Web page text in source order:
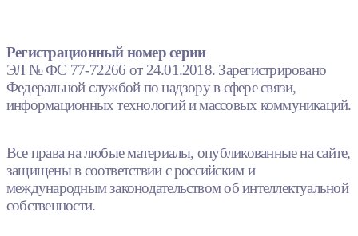
Регистрационный номер серии
ЭЛ № ФС 77-72266 от 24.01.2018. Зарегистрировано
Федеральной службой по надзору в сфере связи,
информационных технологий и массовых коммуникаций.
Все права на любые материалы, опубликованные на сайте,
защищены в соответствии с российским и
международным законодательством об интеллектуальной
собственности.